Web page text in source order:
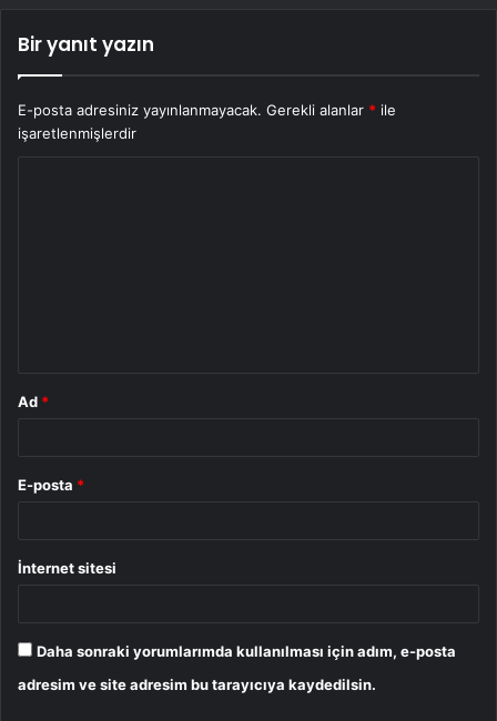
Bir yanıt yazın
E-posta adresiniz yayınlanmayacak. Gerekli alanlar * ile
işaretlenmişlerdir
Ad *
E-posta *
İnternet sitesi
Daha sonraki yorumlarımda kullanılması için adım, e-posta
adresim ve site adresim bu tarayıcıya kaydedilsin.